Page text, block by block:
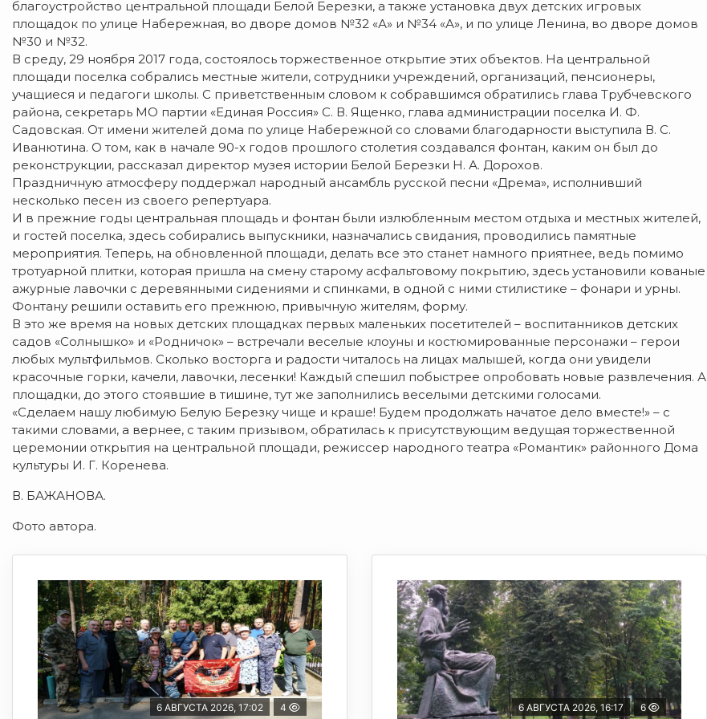
благоустройство центральной площади Белой Березки, а также установка двух детских игровых
площадок по улице Набережная, во дворе домов №32 «А» и №34 «А», и по улице Ленина, во дворе домов
№30 и №32.
В среду, 29 ноября 2017 года, состоялось торжественное открытие этих объектов. На центральной
площади поселка собрались местные жители, сотрудники учреждений, организаций, пенсионеры,
учащиеся и педагоги школы. С приветственным словом к собравшимся обратились глава Трубчевского
района, секретарь МО партии «Единая Россия» С. В. Ященко, глава администрации поселка И. Ф.
Садовская. От имени жителей дома по улице Набережной со словами благодарности выступила В. С.
Иванютина. О том, как в начале 90-х годов прошлого столетия создавался фонтан, каким он был до
реконструкции, рассказал директор музея истории Белой Березки Н. А. Дорохов.
Праздничную атмосферу поддержал народный ансамбль русской песни «Дрема», исполнивший
несколько песен из своего репертуара.
И в прежние годы центральная площадь и фонтан были излюбленным местом отдыха и местных жителей,
и гостей поселка, здесь собирались выпускники, назначались свидания, проводились памятные
мероприятия. Теперь, на обновленной площади, делать все это станет намного приятнее, ведь помимо
тротуарной плитки, которая пришла на смену старому асфальтовому покрытию, здесь установили кованые
ажурные лавочки с деревянными сидениями и спинками, в одной с ними стилистике – фонари и урны.
Фонтану решили оставить его прежнюю, привычную жителям, форму.
В это же время на новых детских площадках первых маленьких посетителей – воспитанников детских
садов «Солнышко» и «Родничок» – встречали веселые клоуны и костюмированные персонажи – герои
любых мультфильмов. Сколько восторга и радости читалось на лицах малышей, когда они увидели
красочные горки, качели, лавочки, лесенки! Каждый спешил побыстрее опробовать новые развлечения. А
площадки, до этого стоявшие в тишине, тут же заполнились веселыми детскими голосами.
«Сделаем нашу любимую Белую Березку чище и краше! Будем продолжать начатое дело вместе!» – с
такими словами, а вернее, с таким призывом, обратилась к присутствующим ведущая торжественной
церемонии открытия на центральной площади, режиссер народного театра «Романтик» районного Дома
культуры И. Г. Коренева.
В. БАЖАНОВА.
Фото автора.
6 АВГУСТА 2026, 17:02 4 6 АВГУСТА 2026, 16:17 6